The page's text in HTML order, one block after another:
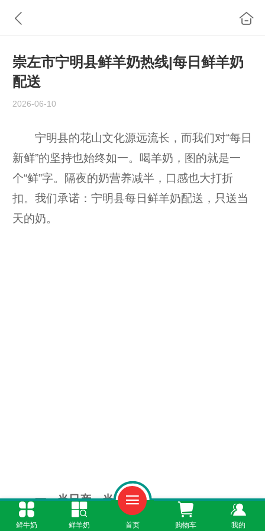
崇左市宁明县鲜羊奶热线|每日鲜羊奶
配送
2026-06-10
宁明县的花山文化源远流长，而我们对“每日
新鲜”的坚持也始终如一。喝羊奶，图的就是一
个“鲜”字。隔夜的奶营养减半，口感也大打折
扣。我们承诺：宁明县每日鲜羊奶配送，只送当
天的奶。
一、当日产，当日达
鲜牛奶 鲜羊奶 首页 购物车 我的